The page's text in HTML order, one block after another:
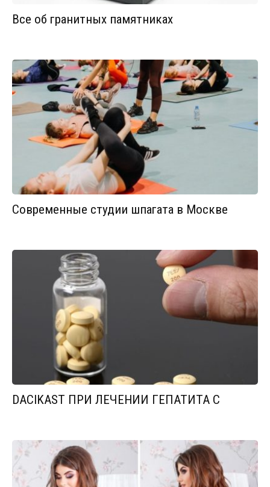
Все об гранитных памятниках
Современные студии шпагата в Москве
DACIKAST ПРИ ЛЕЧЕНИИ ГЕПАТИТА С